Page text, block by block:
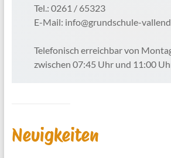
Tel.: 0261 / 65323
E-Mail: info@grundschule-
Telefonisch erreichbar von
zwischen 07:45 Uhr und 11:00
Neuigkeiten